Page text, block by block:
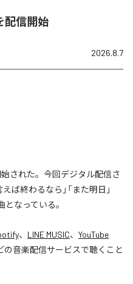
配信開始
2026.8.7
始された。今回デジタル配信さ
ば終わるなら」「また明日」
となっている。
、 LINE MUSIC、 YouTube
の音楽配信サービスで聴くこと